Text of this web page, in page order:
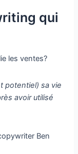
qui
les ventes?
potentiel) sa vie
avoir utilisé
Ben